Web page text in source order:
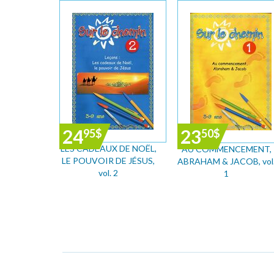
2495$
LES CADEAUX DE NOËL,
LE POUVOIR DE JÉSUS,
vol. 2
2350$
AU COMMENCEMENT,
ABRAHAM & JACOB,
1